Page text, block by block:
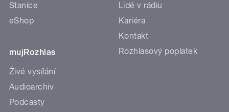
Stanice
eShop
mujRozhlas
Živé vysílání
Audioarchiv
Podcasty
Lidé v rádiu
Kariéra
Kontakt
Rozhlasový poplatek